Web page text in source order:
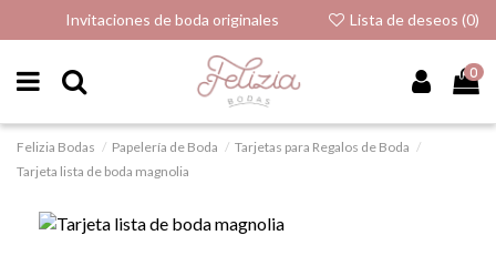
Invitaciones de boda originales Lista de deseos (0)
0
Felizia Bodas Papelería de Boda
Tarjetas para Regalos de Boda
Tarjeta lista de boda magnolia